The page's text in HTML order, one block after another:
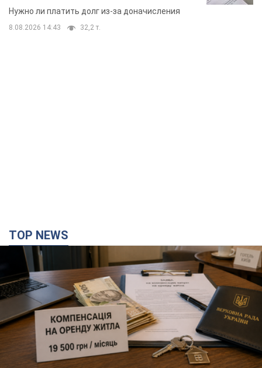
вынес неожиданное решение
Нужно ли платить долг из-за доначисления
8.08.2026 14:43 32,2 т.
TOP NEWS